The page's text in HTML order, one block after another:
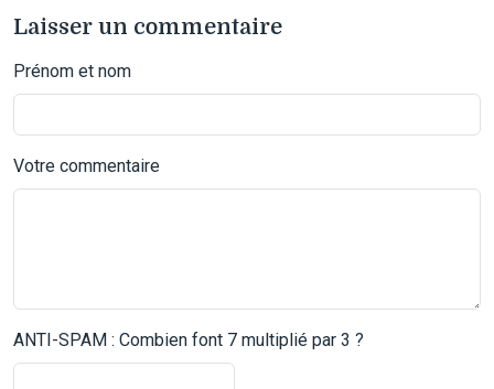
Laisser un commentaire
Prénom et nom
Votre commentaire
ANTI-SPAM : Combien font 7 multiplié par 3 ?